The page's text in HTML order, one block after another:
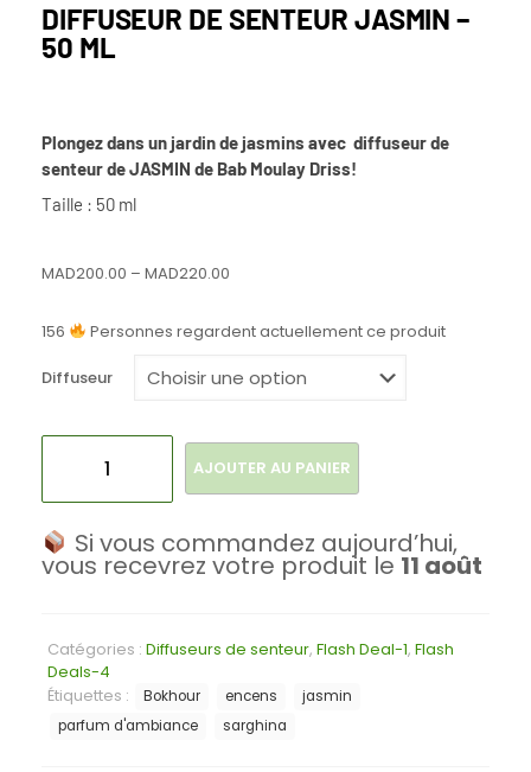
DIFFUSEUR DE SENTEUR JASMIN –
50 ML
Plongez dans un jardin de jasmins avec diffuseur de
senteur de JASMIN de Bab Moulay Driss!
Taille : 50 ml
MAD200.00 – MAD220.00
156 Personnes regardent actuellement ce produit
Diffuseur
AJOUTER AU PANIER
Si vous commandez aujourd’hui,
vous recevrez votre produit le 11 août
Catégories : Diffuseurs de senteur, Flash Deal-1, Flash
Deals-4
Étiquettes :
Bokhour encens
jasmin
parfum d'ambiance
sarghina